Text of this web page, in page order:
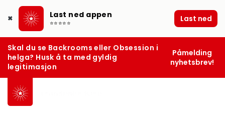
✖ Last ned appen
⭐⭐⭐⭐⭐ Last ned
Skal du se Backrooms eller Obsession i
helga? Husk å ta med gyldig
legitimasjon
Påmelding
nyhetsbrev!